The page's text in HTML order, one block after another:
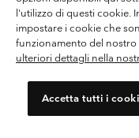
Termini e condizioni del
Condizioni di utilizzo dei
Cookies
Public CBCR
Servizio clienti: Lun. - ven.
(+)390694804176
l'utilizzo di questi cookie.
impostare i cookie che
funzionamento del nostro
ulteriori dettagli nella
Accetta tutti i
Seleziona il
Italia